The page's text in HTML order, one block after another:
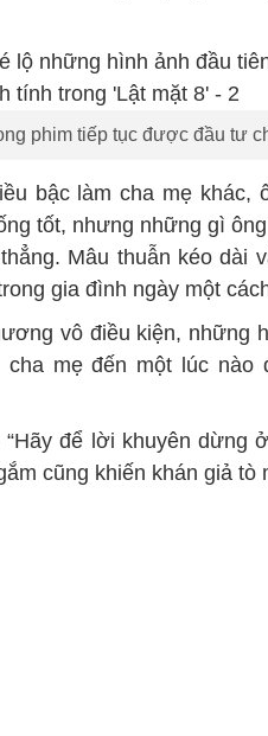
phim tiếp tục được đầu tư
bậc làm cha mẹ khác,
tốt, nhưng những gì
Mâu thuẫn kéo dài
gia đình ngày một
vô điều kiện, những
mẹ đến một lúc nào
“Hãy để lời khuyên dừng
cũng khiến khán giả tò